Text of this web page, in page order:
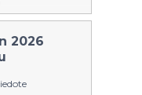
ja e-
Kesäkuuta. Äänikirjan
2026